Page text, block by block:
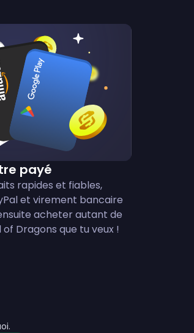
payé
rapides et fiables,
et virement bancaire
acheter autant de
Dragons que tu veux !